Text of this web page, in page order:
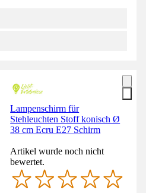
Lampenschirm für
Stehleuchten Stoff konisch Ø
38 cm Ecru E27 Schirm
Artikel wurde noch nicht
bewertet.